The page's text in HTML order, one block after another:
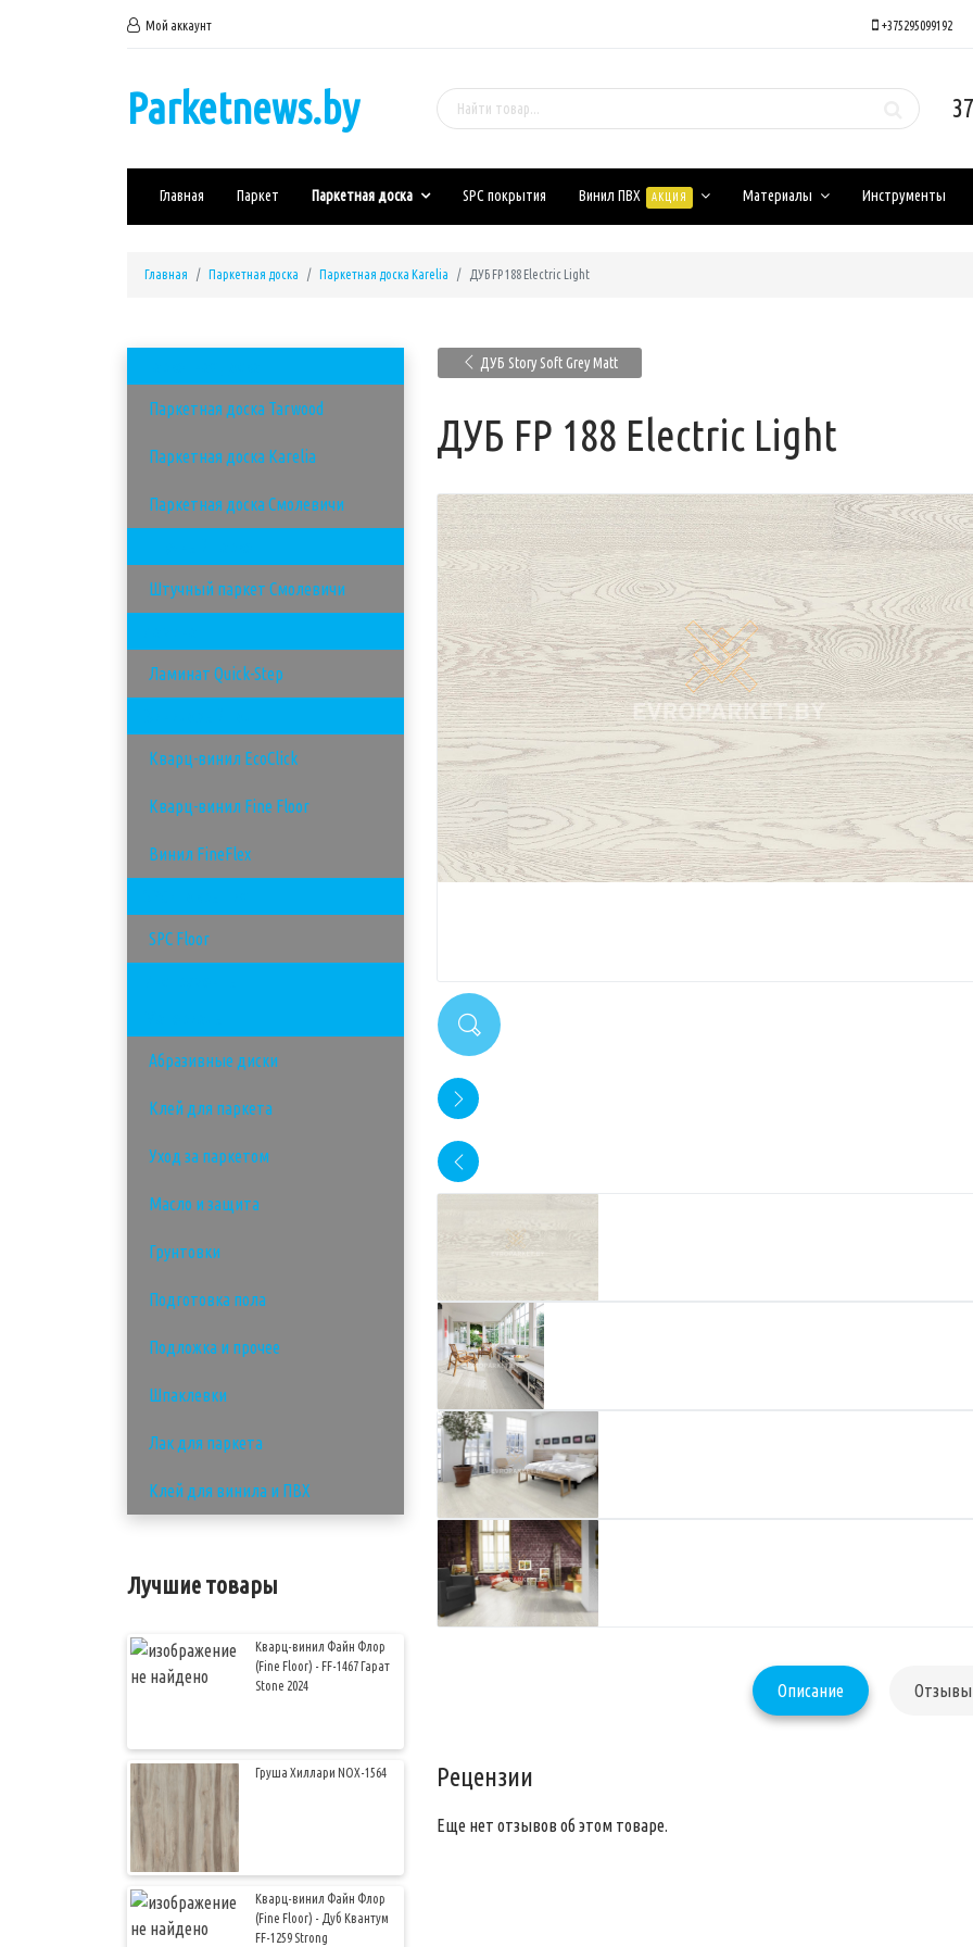
Мой аккаунт +375295099192
Parketnews.by
Главная Паркет Паркетная доска SPC покрытия Винил ПВХ АКЦИЯ Материалы Инструменты
Главная Паркетная доска Паркетная доска Karelia ДУБ FP 188 Electric Light
Паркетная доска Tarwood
Паркетная доска Karelia
Паркетная доска Смолевичи
Штучный паркет Смолевичи
Ламинат Quick-Step
Кварц-винил EcoClick
Кварц-винил Fine Floor
Винил FineFlex
SPC Floor
Абразивные диски
Клей для паркета
Уход за паркетом
Масло и защита
Грунтовки
Подготовка пола
Подложка и прочее
Шпаклевки
Лак для паркета
Клей для винила и ПВХ
Лучшие товары
Кварц-винил Файн Флор
(Fine Floor) - FF-1467 Гарат
Stone 2024
Груша Хиллари NOX-1564
Кварц-винил Файн Флор
(Fine Floor) - Дуб Квантум
FF-1259 Strong
ДУБ Story Soft Grey Matt
ДУБ FP 188 Electric Light
Описание Отзывы
Рецензии
Еще нет отзывов об этом товаре.